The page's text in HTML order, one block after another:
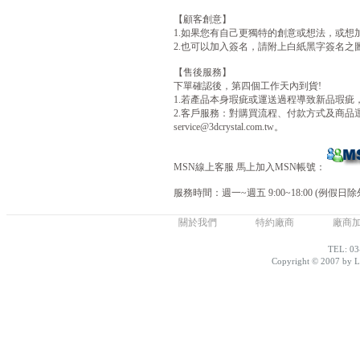
【顧客創意】
1.如果您有自己更獨特的創意或想法，或想
2.也可以加入簽名，請附上白紙黑字簽名之
【售後服務】
下單確認後，第四個工作天內到貨!
1.若產品本身瑕疵或運送過程導致新品瑕疵
2.客戶服務：對購買流程、付款方式及商品
service@3dcrystal.com.tw。
MSN線上客服 馬上加入MSN帳號：
服務時間：週一~週五 9:00~18:00 (例假日除
關於我們 特約廠商 廠商
TEL:
Copyright © 2007 by